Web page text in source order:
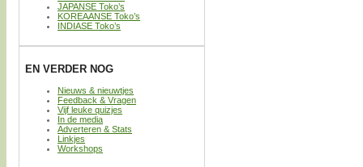
JAPANSE Toko’s
KOREAANSE Toko’s
INDIASE Toko’s
EN VERDER NOG
Nieuws & nieuwtjes
Feedback & Vragen
Vijf leuke quizjes
In de media
Adverteren & Stats
Linkjes
Workshops